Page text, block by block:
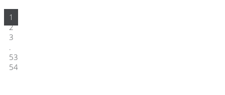
1
2
3
.
53
54